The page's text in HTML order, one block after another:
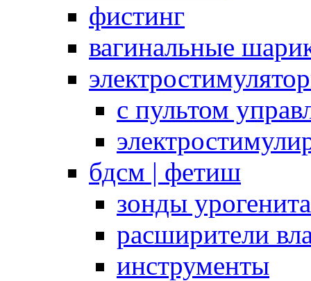
фистинг
вагинальные
с пультом
бдсм | фетиш
зонды
расширители
инструменты